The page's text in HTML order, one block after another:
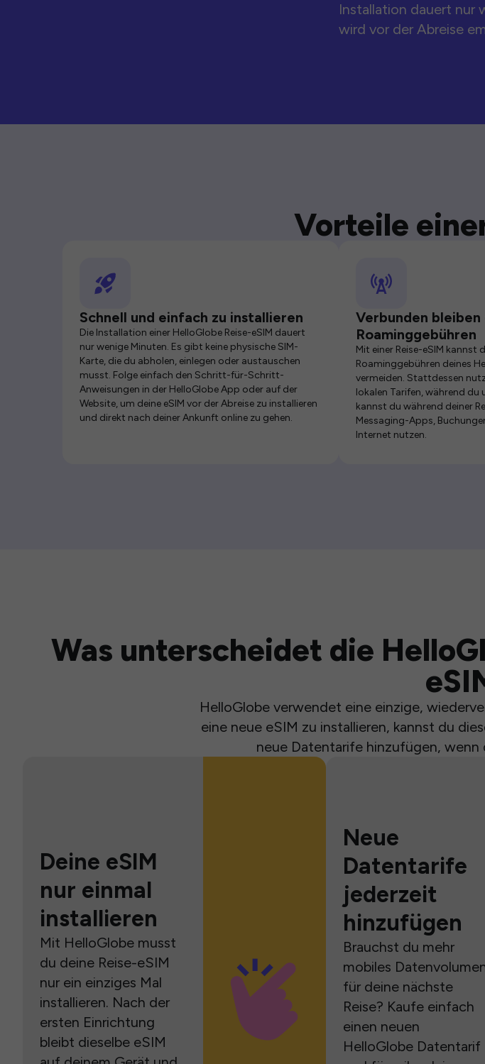
Installation dauert nur
wird vor der Abreise
Vorteile
Schnell und einfach zu installieren
Die Installation einer HelloGlobe Reise-eSIM dauert
nur wenige Minuten. Es gibt keine physische SIM-
Karte, die du abholen, einlegen oder austauschen
musst. Folge einfach den Schritt-für-Schritt-
Anweisungen in der HelloGlobe App oder auf der
Website, um deine eSIM vor der Abreise zu installieren
und direkt nach deiner Ankunft online zu gehen.
Verbunden bleiben
Roaminggebühren
Mit einer Reise-eSIM kannst
Roaminggebühren deines
vermeiden. Stattdessen
lokalen Tarifen, während du
kannst du während deiner
Messaging-Apps,
Internet nutzen.
Was unterscheidet die
HelloGlobe verwendet eine einzige,
eine neue eSIM zu installieren, kannst du
neue Datentarife hinzufügen,
Deine eSIM
nur einmal
installieren
Mit HelloGlobe musst
du deine Reise-eSIM
nur ein einziges Mal
installieren. Nach der
ersten Einrichtung
bleibt dieselbe eSIM
Neue
Datentarife
jederzeit
hinzufügen
Brauchst du mehr
mobiles
für deine nächste
Reise? Kaufe einfach
einen neuen
HelloGlobe Datentarif